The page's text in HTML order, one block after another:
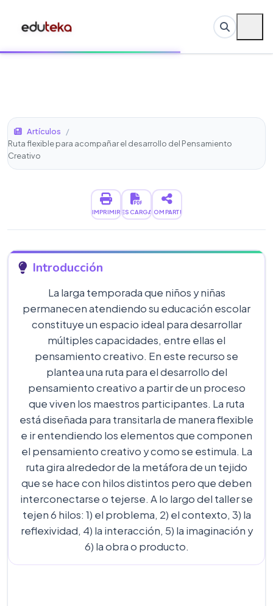
Artículos
/
Ruta flexible para acompañar el desarrollo del Pensamiento
Creativo
IMPRIMIRDESCARGARCOMPARTIR
Introducción
La larga temporada que niños y niñas
permanecen atendiendo su educación escolar
constituye un espacio ideal para desarrollar
múltiples capacidades, entre ellas el
pensamiento creativo. En este recurso se
plantea una ruta para el desarrollo del
pensamiento creativo a partir de un proceso
que viven los maestros participantes. La ruta
está diseñada para transitarla de manera flexible
e ir entendiendo los elementos que componen
el pensamiento creativo y como se estimula. La
ruta gira alrededor de la metáfora de un tejido
que se hace con hilos distintos pero que deben
interconectarse o tejerse. A lo largo del taller se
tejen 6 hilos: 1) el problema, 2) el contexto, 3) la
reflexividad, 4) la interacción, 5) la imaginación y
6) la obra o producto.